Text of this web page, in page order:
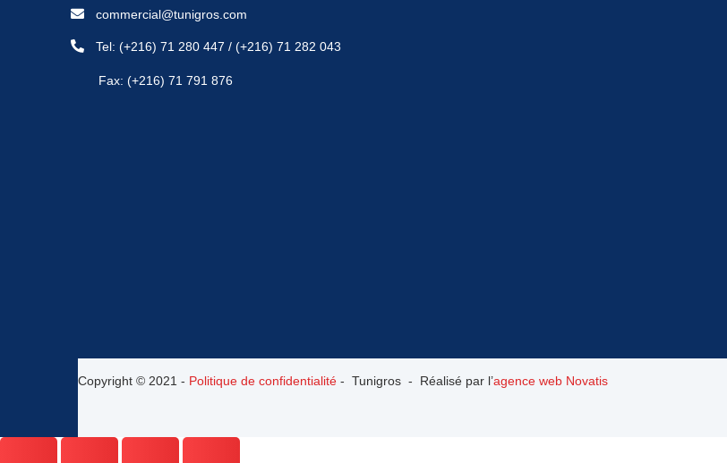
commercial@tunigros.com
Tel: (+216) 71 280 447 / (+216) 71 282 043
Fax: (+216) 71 791 876
Copyright © 2021 - Politique de confidentialité - Tunigros - Réalisé par l’agence web Novatis